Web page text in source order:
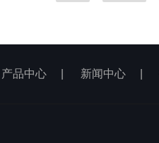
产品中心 新闻中心